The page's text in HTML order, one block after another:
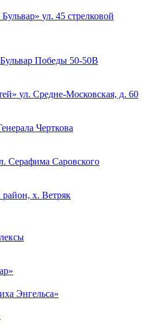
ул. 45 стрелковой
Бульвар Победы 50-50В
ул. Средне-Московская, д. 60
Черткова
Серафима Саровского
х. Ветряк
Энгельса»